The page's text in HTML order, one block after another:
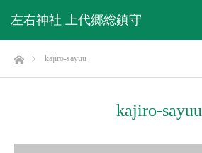
左右神社 上代郷総鎮守
ホームkajiro-sayuu
kajiro-sayuu